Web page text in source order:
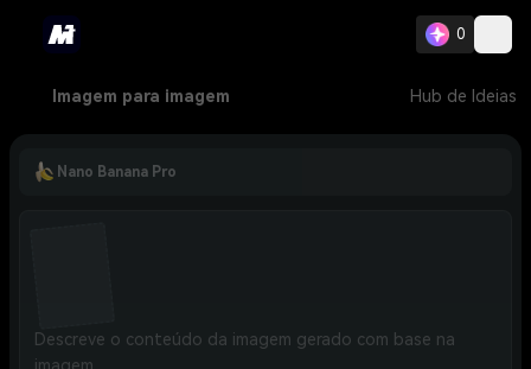
0
Imagem para imagem Hub de Ideias
Nano Banana Pro